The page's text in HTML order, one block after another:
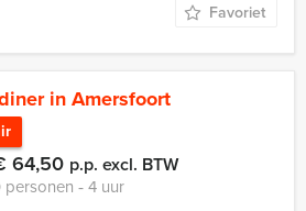
Favoriet
in Amersfoort
64,50 p.p. excl. BTW
personen ‐ 4 uur